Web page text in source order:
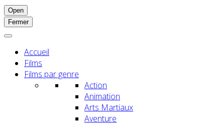
Open
Fermer
Accueil
Films
Films par genre
Action
Animation
Arts Martiaux
Aventure